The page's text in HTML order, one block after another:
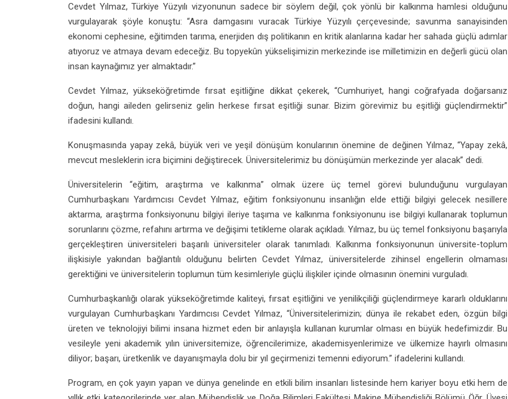
Cevdet Yılmaz, Türkiye Yüzyılı vizyonunun sadece bir söylem değil, çok yönlü bir kalkınma hamlesi olduğunu
vurgulayarak şöyle konuştu: “Asra damgasını vuracak Türkiye Yüzyılı çerçevesinde; savunma sanayisinden
ekonomi cephesine, eğitimden tarıma, enerjiden dış politikanın en kritik alanlarına kadar her sahada güçlü adımlar
atıyoruz ve atmaya devam edeceğiz. Bu topyekûn yükselişimizin merkezinde ise milletimizin en değerli gücü olan
insan kaynağımız yer almaktadır.”
Cevdet Yılmaz, yükseköğretimde fırsat eşitliğine dikkat çekerek, “Cumhuriyet, hangi coğrafyada doğarsanız
doğun, hangi aileden gelirseniz gelin herkese fırsat eşitliği sunar. Bizim görevimiz bu eşitliği güçlendirmektir”
ifadesini kullandı.
Konuşmasında yapay zekâ, büyük veri ve yeşil dönüşüm konularının önemine de değinen Yılmaz, “Yapay zekâ,
mevcut mesleklerin icra biçimini değiştirecek. Üniversitelerimiz bu dönüşümün merkezinde yer alacak” dedi.
Üniversitelerin “eğitim, araştırma ve kalkınma” olmak üzere üç temel görevi bulunduğunu vurgulayan
Cumhurbaşkanı Yardımcısı Cevdet Yılmaz, eğitim fonksiyonunu insanlığın elde ettiği bilgiyi gelecek nesillere
aktarma, araştırma fonksiyonunu bilgiyi ileriye taşıma ve kalkınma fonksiyonunu ise bilgiyi kullanarak toplumun
sorunlarını çözme, refahını artırma ve değişimi tetikleme olarak açıkladı. Yılmaz, bu üç temel fonksiyonu başarıyla
gerçekleştiren üniversiteleri başarılı üniversiteler olarak tanımladı. Kalkınma fonksiyonunun üniversite-toplum
ilişkisiyle yakından bağlantılı olduğunu belirten Cevdet Yılmaz, üniversitelerde zihinsel engellerin olmaması
gerektiğini ve üniversitelerin toplumun tüm kesimleriyle güçlü ilişkiler içinde olmasının önemini vurguladı.
Cumhurbaşkanlığı olarak yükseköğretimde kaliteyi, fırsat eşitliğini ve yenilikçiliği güçlendirmeye kararlı olduklarını
vurgulayan Cumhurbaşkanı Yardımcısı Cevdet Yılmaz, “Üniversitelerimizin; dünya ile rekabet eden, özgün bilgi
üreten ve teknolojiyi bilimi insana hizmet eden bir anlayışla kullanan kurumlar olması en büyük hedefimizdir. Bu
vesileyle yeni akademik yılın üniversitemize, öğrencilerimize, akademisyenlerimize ve ülkemize hayırlı olmasını
diliyor; başarı, üretkenlik ve dayanışmayla dolu bir yıl geçirmenizi temenni ediyorum.” ifadelerini kullandı.
Program, en çok yayın yapan ve dünya genelinde en etkili bilim insanları listesinde hem kariyer boyu etki hem de